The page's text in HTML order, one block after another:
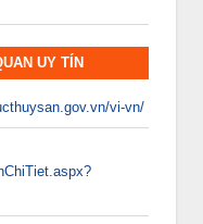
UY TÍN
vi-vn/